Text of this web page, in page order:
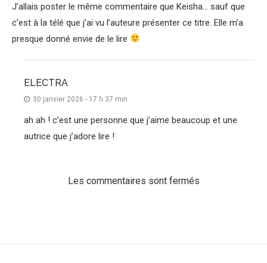
J’allais poster le même commentaire que Keisha… sauf que
c’est à la télé que j’ai vu l’auteure présenter ce titre. Elle m’a
presque donné envie de le lire
ELECTRA
30 janvier 2026 - 17 h 37 min
ah ah ! c’est une personne que j’aime beaucoup et une
autrice que j’adore lire !
Les commentaires sont fermés